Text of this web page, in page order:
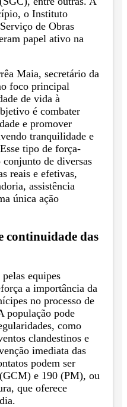
o Instituto
de Obras
papel ativo na
Maia, secretário da
foco principal
de vida à
é combater
e promover
tranquilidade e
tipo de força-
conjunto de diversas
reais e efetivas,
assistência
única ação
continuidade das
equipes
a importância da
no processo de
população pode
como
clandestinos e
imediata das
podem ser
e 190 (PM), ou
que oferece